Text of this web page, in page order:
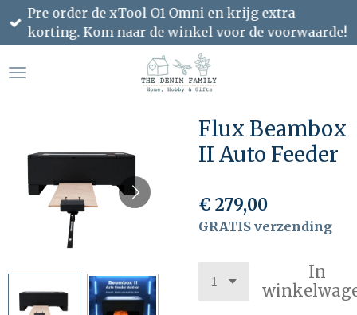
Ga
direct
de
Pre order de xTool O1 Omni en krijg extra
korting. Kom naar de winkel voor de voorwaarde!
Flux Beambox
II Auto Feeder
€ 279,00
GRATIS verzending
In